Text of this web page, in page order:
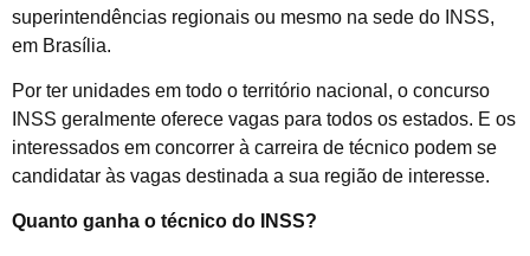
superintendências regionais ou mesmo na sede do INSS,
em Brasília.
Por ter unidades em todo o território nacional, o concurso
INSS geralmente oferece vagas para todos os estados. E os
interessados em concorrer à carreira de técnico podem se
candidatar às vagas destinada a sua região de interesse.
Quanto ganha o técnico do INSS?